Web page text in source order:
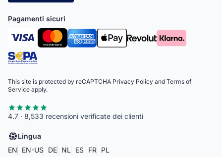
Pagamenti sicuri
This site is protected by reCAPTCHA Privacy Policy and Terms of
Service apply.
4.7 · 8,533 recensioni verificate dei clienti
Lingua
EN
EN-US DE NL ES FR PL